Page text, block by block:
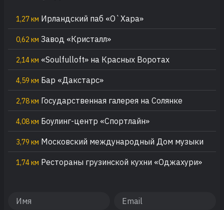
1,27 км Ирландский паб «О`Хара»
0,62 км Завод «Кристалл»
2,14 км «Soulfulloft» на Красных Воротах
4,59 км Бар «Дакстарс»
2,78 км Государственная галерея на Солянке
4,08 км Боулинг-центр «Спортлайн»
3,79 км Московский международный Дом музыки
1,74 км Рестораны грузинской кухни «Оджахури»